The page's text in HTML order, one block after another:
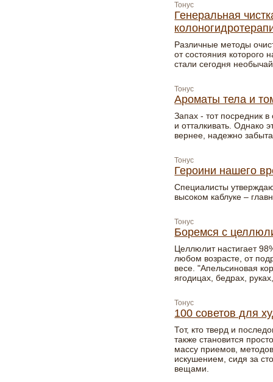
Тонус
Генеральная
Различные методы
от состояния которого
стали сегодня
Тонус
Ароматы тела и
Запах - тот посредник
и отталкивать. Однако
вернее, надежно
Тонус
Героини нашего
Специалисты
высоком каблуке –
Тонус
Боремся с
Целлюлит настигает
любом возрасте, от
весе. "Апельсиновая
ягодицах, бедрах,
Тонус
100 советов для
Тот, кто тверд и
также становится
массу приемов,
искушением, сидя за
вещами.